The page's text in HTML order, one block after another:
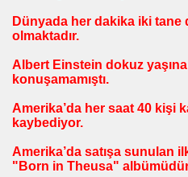
Dünyada her dakika iki
olmaktadır.
Albert Einstein dokuz
konuşamamıştı.
Amerika’da her saat 40 kişi
kaybediyor.
Amerika’da satışa sunulan
"Born in Theusa"